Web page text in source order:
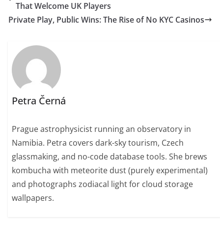
That Welcome UK Players
Private Play, Public Wins: The Rise of No KYC Casinos
Petra Černá
Prague astrophysicist running an observatory in
Namibia. Petra covers dark-sky tourism, Czech
glassmaking, and no-code database tools. She brews
kombucha with meteorite dust (purely experimental)
and photographs zodiacal light for cloud storage
wallpapers.